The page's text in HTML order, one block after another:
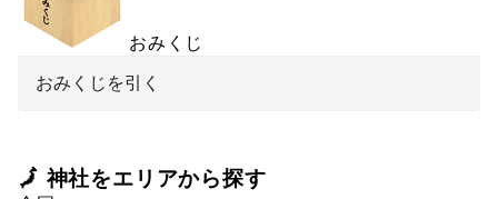
おみくじ
おみくじを引く
🗾 神社をエリアから探す